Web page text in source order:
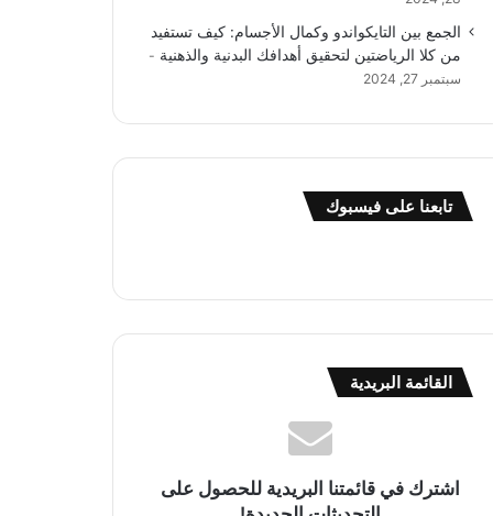
الجمع بين التايكواندو وكمال الأجسام: كيف تستفيد
من كلا الرياضتين لتحقيق أهدافك البدنية والذهنية
سبتمبر 27, 2024
تابعنا على فيسبوك
القائمة البريدية
اشترك في قائمتنا البريدية للحصول على